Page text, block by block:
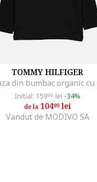
TOMMY HILFIGER
Initial: 15999 lei -34%
de la 10499lei
Vandut de MODIVO SA